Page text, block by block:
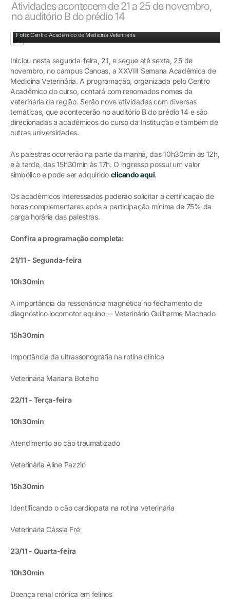
Atividades acontecem de 21 a 25 de novembro,
no auditório B do prédio 14
Foto: Centro Acadêmico de Medicina Veterinária
Iniciou nesta segunda-feira, 21, e segue até sexta, 25 de
novembro, no campus Canoas, a XXVIII Semana Acadêmica de
Medicina Veterinária. A programação, organizada pelo Centro
Acadêmico do curso, contará com renomados nomes da
veterinária da região. Serão nove atividades com diversas
temáticas, que acontecerão no auditório B do prédio 14 e são
direcionadas a acadêmicos do curso da Instituição e também de
outras universidades.
As palestras ocorrerão na parte da manhã, das 10h30min às 12h,
e à tarde, das 15h30min às 17h. O ingresso possui um valor
simbólico e pode ser adquirido clicando aqui.
Os acadêmicos interessados poderão solicitar a certificação de
horas complementares após a participação mínima de 75% da
carga horária das palestras.
Confira a programação completa:
21/11 - Segunda-feira
10h30min
A importância da ressonância magnética no fechamento de
diagnóstico locomotor equino -- Veterinário Guilherme Machado
15h30min
Importância da ultrassonografia na rotina clínica
Veterinária Mariana Botelho
22/11 - Terça-feira
10h30min
Atendimento ao cão traumatizado
Veterinária Aline Pazzin
15h30min
Identificando o cão cardiopata na rotina veterinária
Veterinária Cássia Fré
23/11 - Quarta-feira
10h30min
Doença renal crônica em felinos